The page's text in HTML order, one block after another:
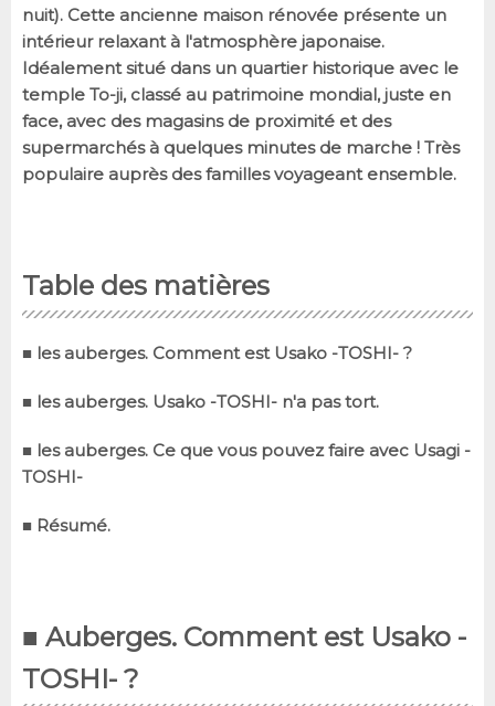
nuit). Cette ancienne maison rénovée présente un
intérieur relaxant à l'atmosphère japonaise.
Idéalement situé dans un quartier historique avec le
temple To-ji, classé au patrimoine mondial, juste en
face, avec des magasins de proximité et des
supermarchés à quelques minutes de marche ! Très
populaire auprès des familles voyageant ensemble.
Table des matières
■ les auberges. Comment est Usako -TOSHI- ?
■ les auberges. Usako -TOSHI- n'a pas tort.
■ les auberges. Ce que vous pouvez faire avec Usagi -
TOSHI-
■ Résumé.
■ Auberges. Comment est Usako -
TOSHI- ?